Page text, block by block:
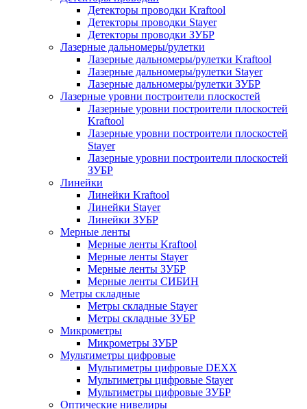
Детекторы проводки Kraftool
Детекторы проводки Stayer
Детекторы проводки ЗУБР
Лазерные дальномеры/рулетки
Лазерные дальномеры/рулетки Kraftool
Лазерные дальномеры/рулетки Stayer
Лазерные дальномеры/рулетки ЗУБР
Лазерные уровни построители плоскостей
Лазерные уровни построители плоскостей
Kraftool
Лазерные уровни построители плоскостей
Stayer
Лазерные уровни построители плоскостей
ЗУБР
Линейки
Линейки Kraftool
Линейки Stayer
Линейки ЗУБР
Мерные ленты
Мерные ленты Kraftool
Мерные ленты Stayer
Мерные ленты ЗУБР
Мерные ленты СИБИН
Метры складные
Метры складные Stayer
Метры складные ЗУБР
Микрометры
Микрометры ЗУБР
Мультиметры цифровые
Мультиметры цифровые DEXX
Мультиметры цифровые Stayer
Мультиметры цифровые ЗУБР
Оптические нивелиры